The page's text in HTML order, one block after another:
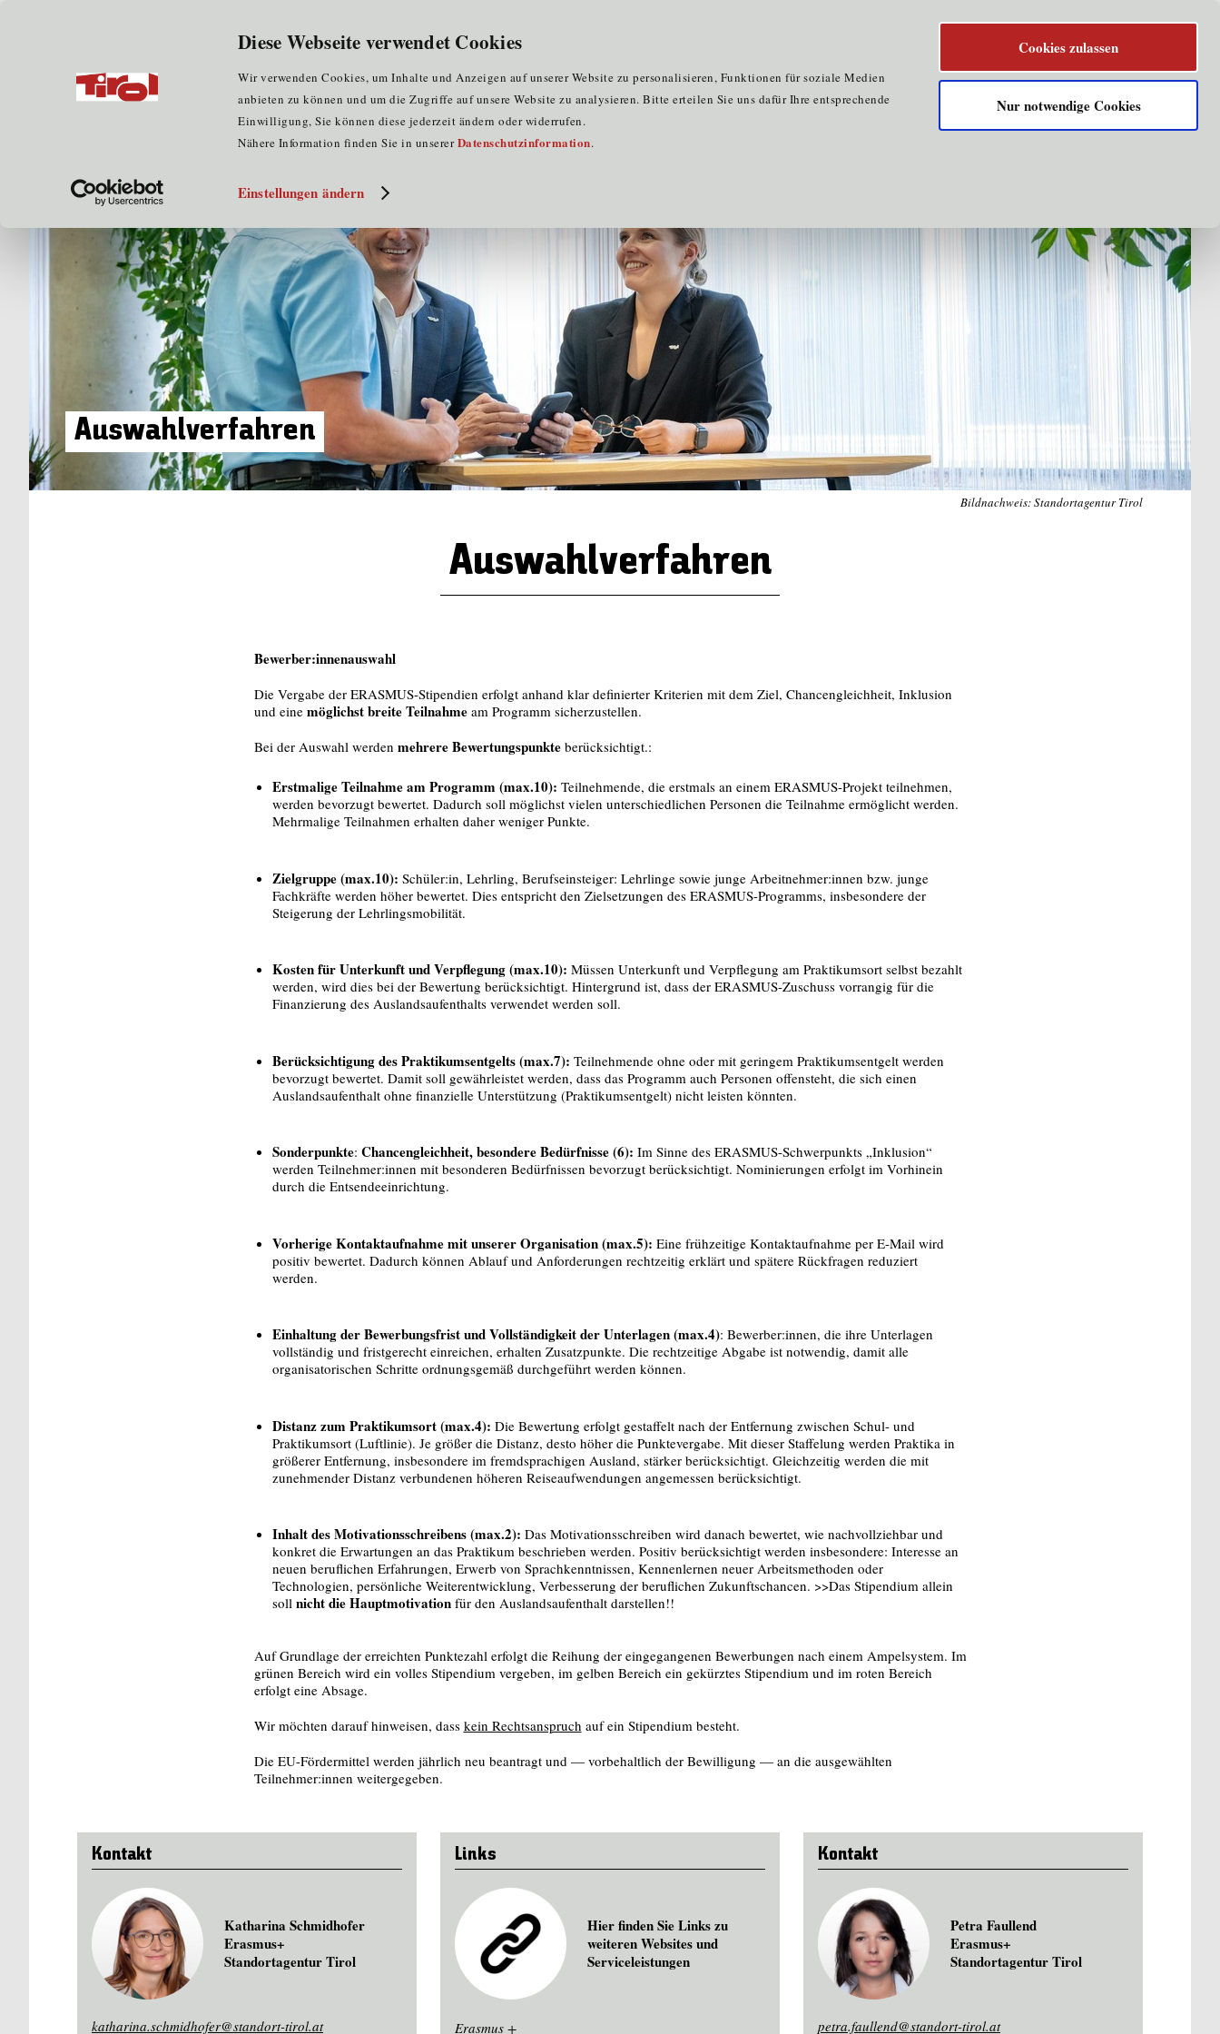
Diese Webseite verwendet Cookies
Wir verwenden Cookies, um Inhalte und Anzeigen auf unserer Website zu personalisieren, Funktionen für soziale Medien
anbieten zu können und um die Zugriffe auf unsere Website zu analysieren. Bitte erteilen Sie uns dafür Ihre entsprechende
Einwilligung, Sie können diese jederzeit ändern oder widerrufen.
Nähere Information finden Sie in unsererDatenschutzinformation.
Einstellungen ändern
Cookies zulassen
Nur notwendige Cookies
Home für EU-Praktika
Bildnachweis: Standortagentur Tirol
Auswahlverfahren
Auswahlverfahren
Bewerber:innenauswahl
Die Vergabe der ERASMUS-Stipendien erfolgt anhand klar definierter Kriterien mit dem Ziel, Chancengleichheit, Inklusion
und eine möglichst breite Teilnahme am Programm sicherzustellen.
Bei der Auswahl werden mehrere Bewertungspunkteberücksichtigt.:
Erstmalige Teilnahme am Programm (max.10): Teilnehmende, die erstmals an einem ERASMUS-Projekt teilnehmen,
werden bevorzugt bewertet. Dadurch soll möglichst vielen unterschiedlichen Personen die Teilnahme ermöglicht werden.
Mehrmalige Teilnahmen erhalten daher weniger Punkte.
Zielgruppe (max.10): Schüler:in, Lehrling, Berufseinsteiger: Lehrlinge sowie junge Arbeitnehmer:innen bzw. junge
Fachkräfte werden höher bewertet. Dies entspricht den Zielsetzungen des ERASMUS-Programms, insbesondere der
Steigerung der Lehrlingsmobilität.
Kosten für Unterkunft und Verpflegung (max.10): Müssen Unterkunft und Verpflegung am Praktikumsort selbst bezahlt
werden, wird dies bei der Bewertung berücksichtigt. Hintergrund ist, dass der ERASMUS-Zuschuss vorrangig für die
Finanzierung des Auslandsaufenthalts verwendet werden soll.
Berücksichtigung des Praktikumsentgelts (max.7): Teilnehmende ohne oder mit geringem Praktikumsentgelt werden
bevorzugt bewertet. Damit soll gewährleistet werden, dass das Programm auch Personen offensteht, die sich einen
Auslandsaufenthalt ohne finanzielle Unterstützung (Praktikumsentgelt) nicht leisten könnten.
Sonderpunkte: Chancengleichheit, besondere Bedürfnisse (6): Im Sinne des ERASMUS-Schwerpunkts „Inklusion“
werden Teilnehmer:innen mit besonderen Bedürfnissen bevorzugt berücksichtigt. Nominierungen erfolgt im Vorhinein
durch die Entsendeeinrichtung.
Vorherige Kontaktaufnahme mit unserer Organisation (max.5): Eine frühzeitige Kontaktaufnahme per E-Mail wird
positiv bewertet. Dadurch können Ablauf und Anforderungen rechtzeitig erklärt und spätere Rückfragen reduziert
werden.
Einhaltung der Bewerbungsfrist und Vollständigkeit der Unterlagen (max.4): Bewerber:innen, die ihre Unterlagen
vollständig und fristgerecht einreichen, erhalten Zusatzpunkte. Die rechtzeitige Abgabe ist notwendig, damit alle
organisatorischen Schritte ordnungsgemäß durchgeführt werden können.
Distanz zum Praktikumsort (max.4): Die Bewertung erfolgt gestaffelt nach der Entfernung zwischen Schul- und
Praktikumsort (Luftlinie). Je größer die Distanz, desto höher die Punktevergabe. Mit dieser Staffelung werden Praktika in
größerer Entfernung, insbesondere im fremdsprachigen Ausland, stärker berücksichtigt. Gleichzeitig werden die mit
zunehmender Distanz verbundenen höheren Reiseaufwendungen angemessen berücksichtigt.
Inhalt des Motivationsschreibens (max.2): Das Motivationsschreiben wird danach bewertet, wie nachvollziehbar und
konkret die Erwartungen an das Praktikum beschrieben werden. Positiv berücksichtigt werden insbesondere: Interesse an
neuen beruflichen Erfahrungen, Erwerb von Sprachkenntnissen, Kennenlernen neuer Arbeitsmethoden oder
Technologien, persönliche Weiterentwicklung, Verbesserung der beruflichen Zukunftschancen. >>Das Stipendium allein
soll nicht die Hauptmotivationfür den Auslandsaufenthalt darstellen!!
Auf Grundlage der erreichten Punktezahl erfolgt die Reihung der eingegangenen Bewerbungen nach einem Ampelsystem. Im
grünen Bereich wird ein volles Stipendium vergeben, im gelben Bereich ein gekürztes Stipendium und im roten Bereich
erfolgt eine Absage.
Wir möchten darauf hinweisen, dass kein Rechtsanspruch auf ein Stipendium besteht.
Die EU-Fördermittel werden jährlich neu beantragt und — vorbehaltlich der Bewilligung — an die ausgewählten
Teilnehmer:innen weitergegeben.
Kontakt
Katharina Schmidhofer
Erasmus+
Standortagentur Tirol
katharina.schmidhofer@standort-tirol.at
Links
Hier finden Sie Links zu
weiteren Websites und
Serviceleistungen
Erasmus +
Kontakt
Petra Faullend
Erasmus+
Standortagentur Tirol
petra.faullend@standort-tirol.at